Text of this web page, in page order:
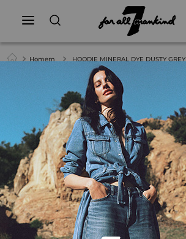
Homem HOODIE MINERAL DYE DUSTY GREY
HOODIE MINERAL DYE DUSTY GREY
S M L XL